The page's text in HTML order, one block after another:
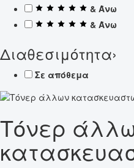
& Άνω
& Άνω
Διαθεσιμότητα›
Σε απόθεμα
Τόνερ